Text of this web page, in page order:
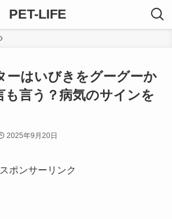
PET-LIFE
ーはいびきをグーグーか
も言う？病気のサインを
2025年9月20日
スポンサーリンク